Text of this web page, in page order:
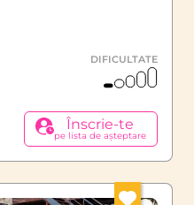
DIFICULTATE
Înscrie-te
pe lista de așteptare